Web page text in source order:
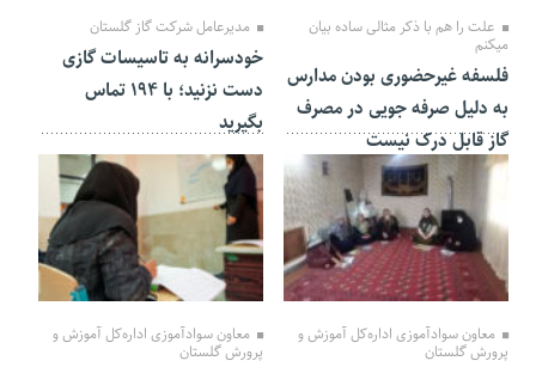
علت را هم با ذکر‌ مثالی ساده بیان
میکنم
فلسفه غیرحضوری بودن مدارس
به دلیل صرفه جویی در مصرف
گاز قابل درک نیست
مدیرعامل شرکت گاز گلستان
خودسرانه به تاسیسات گازی
دست نزنید؛ با ۱۹۴ تماس
بگیرید
معاون سوادآموزی اداره‌کل آموزش و
پرورش گلستان
03 دی 1401
معاون سوادآموزی اداره‌کل آموزش و
پرورش گلستان